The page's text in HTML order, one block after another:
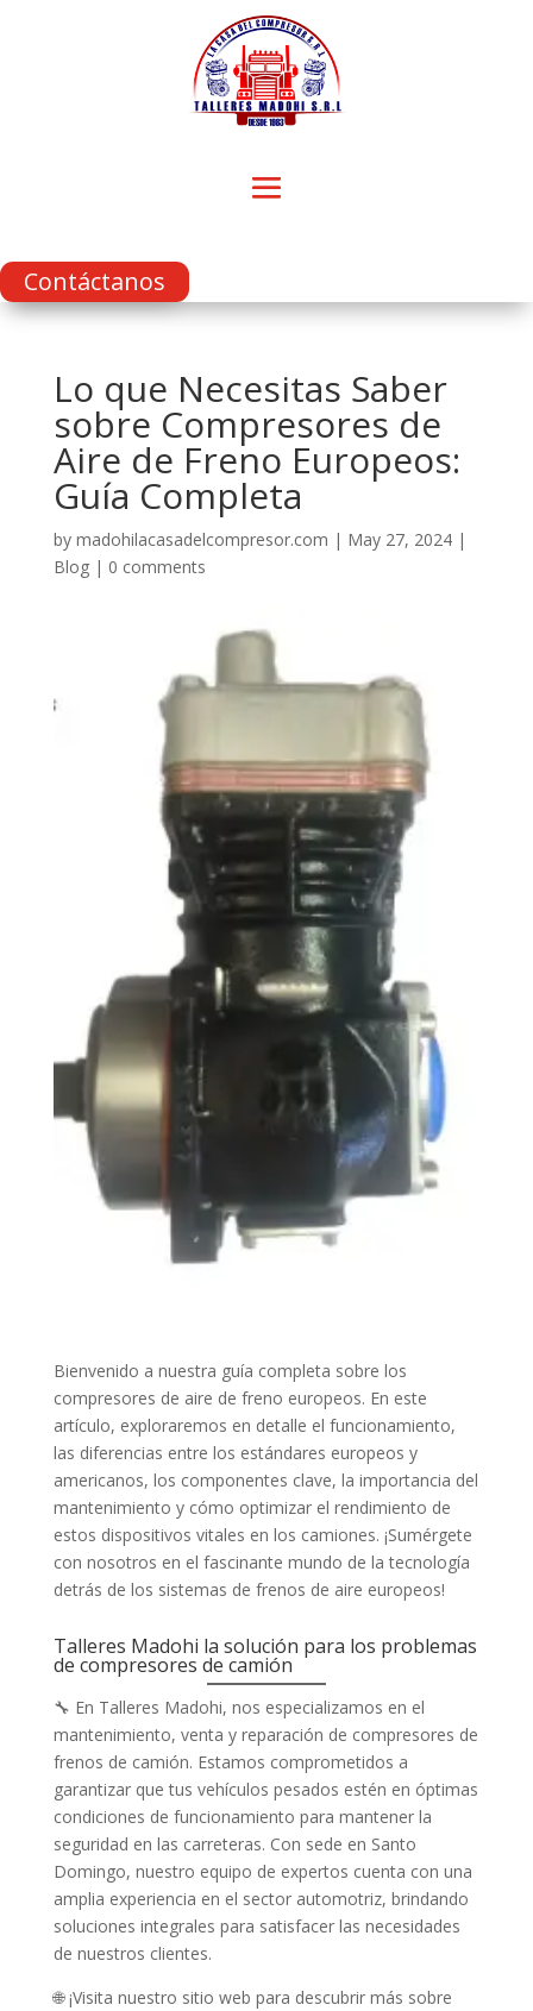
Contáctanos
Lo que Necesitas Saber
sobre Compresores de
Aire de Freno Europeos:
Guía Completa
by madohilacasadelcompresor.com | May 27, 2024|
Blog| 0 comments
Bienvenido a nuestra guía completa sobre los
compresores de aire de freno europeos. En este
artículo, exploraremos en detalle el funcionamiento,
las diferencias entre los estándares europeos y
americanos, los componentes clave, la importancia del
mantenimiento y cómo optimizar el rendimiento de
estos dispositivos vitales en los camiones. ¡Sumérgete
con nosotros en el fascinante mundo de la tecnología
detrás de los sistemas de frenos de aire europeos!
Talleres Madohi la solución para los problemas
de compresores de camión
🔧 En Talleres Madohi, nos especializamos en el
mantenimiento, venta y reparación de compresores de
frenos de camión. Estamos comprometidos a
garantizar que tus vehículos pesados estén en óptimas
condiciones de funcionamiento para mantener la
seguridad en las carreteras. Con sede en Santo
Domingo, nuestro equipo de expertos cuenta con una
amplia experiencia en el sector automotriz, brindando
soluciones integrales para satisfacer las necesidades
de nuestros clientes.
🌐 ¡Visita nuestro sitio web para descubrir más sobre